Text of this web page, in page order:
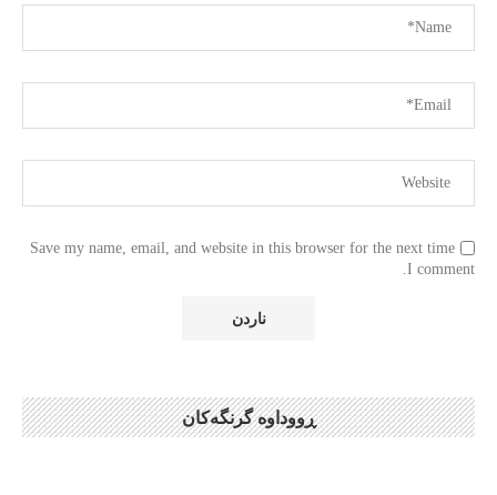
Save my name, email, and website in this browser for the next time
I comment.
ڕووداوە گرنگەکان